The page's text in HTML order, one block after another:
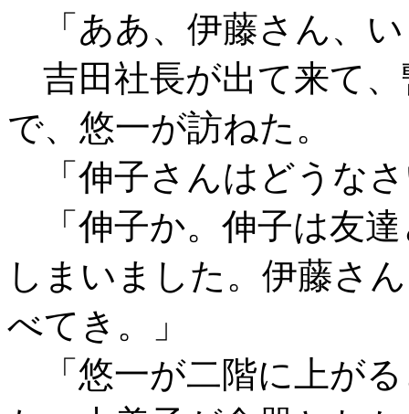
「ああ、伊藤さん、
吉田社長が出て来て
で、悠一が訪ねた。
「伸子さんはどうな
「伸子か。伸子は友
しまいました。伊藤さ
べてき。」
「悠一が二階に上が